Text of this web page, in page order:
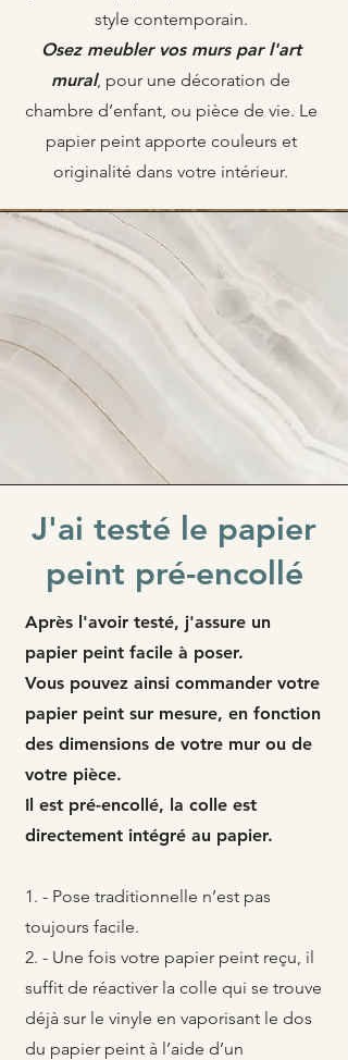
style contemporain.
Osez meubler vos murs par l'art
mural, pour une décoration de
chambre d’enfant, ou pièce de vie. Le
papier peint apporte couleurs et
originalité dans votre intérieur.
J'ai testé le papier
peint pré-encollé
Après l'avoir testé, j'assure un
papier peint facile à poser.
Vous pouvez ainsi commander votre
papier peint sur mesure, en fonction
des dimensions de votre mur ou de
votre pièce.
Il est pré-encollé, la colle est
directement intégré au papier.
- Pose traditionnelle n’est pas
toujours facile.
- Une fois votre papier peint reçu, il
suffit de réactiver la colle qui se trouve
déjà sur le vinyle en vaporisant le dos
du papier peint à l’aide d’un